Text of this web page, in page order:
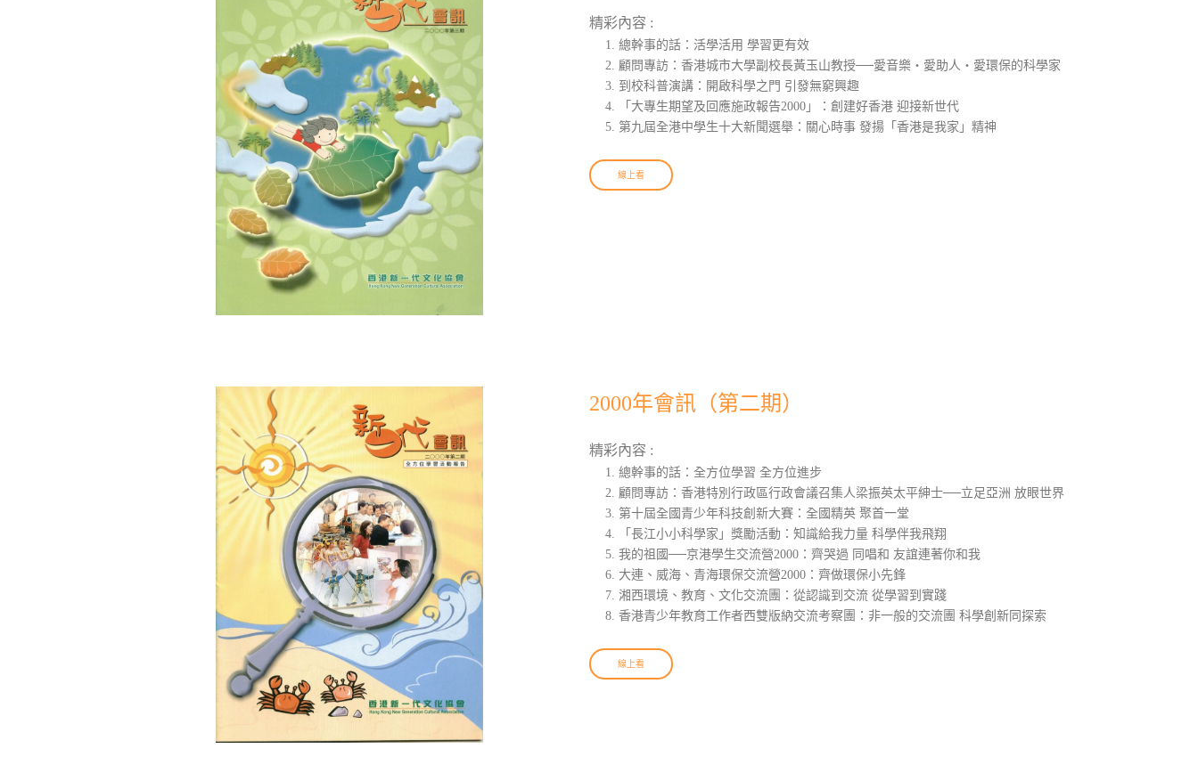
精彩內容 :
總幹事的話：活學活用 學習更有效
顧問專訪：香港城市大學副校長黃玉山教授──愛音樂‧愛助人‧愛環保的科學家
到校科普演講：開啟科學之門 引發無窮興趣
「大專生期望及回應施政報告2000」：創建好香港 迎接新世代
第九屆全港中學生十大新聞選舉：關心時事 發揚「香港是我家」精神
線上看
2000年會訊（第二期）
精彩內容 :
總幹事的話：全方位學習 全方位進步
顧問專訪：香港特別行政區行政會議召集人梁振英太平紳士──立足亞洲 放眼世界
第十屆全國青少年科技創新大賽：全國精英 聚首一堂
「長江小小科學家」獎勵活動：知識給我力量 科學伴我飛翔
我的祖國──京港學生交流營2000：齊哭過 同唱和 友誼連著你和我
大連、威海、青海環保交流營2000：齊做環保小先鋒
湘西環境、教育、文化交流團：從認識到交流 從學習到實踐
香港青少年教育工作者西雙版納交流考察團：非一般的交流團 科學創新同探索
線上看